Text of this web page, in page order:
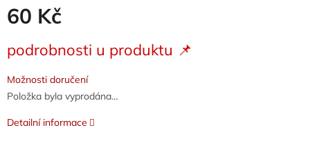
60 Kč
cena:
podrobnosti u produktu 📌
Možnosti doručení
Položka byla vyprodána…
Detailní informace